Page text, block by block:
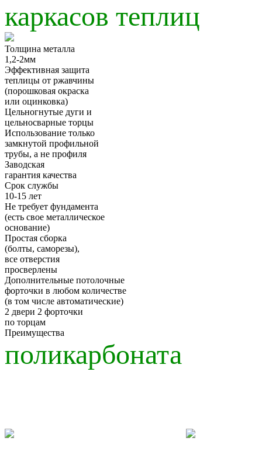
каркасов теплиц
Толщина металла
1,2-2мм
Эффективная защита
теплицы от ржавчины
(порошковая окраска
или оцинковка)
Цельногнутые дуги и
цельносварные торцы
Использование только
замкнутой профильной
трубы, а не профиля
Заводская
гарантия качества
Срок службы
10-15 лет
Не требует фундамента
(есть свое металлическое
основание)
Простая сборка
(болты, саморезы),
все отверстия
просверлены
Дополнительные потолочные
форточки в любом количестве
(в том числе автоматические)
2 двери 2 форточки
по торцам
Преимущества
поликарбоната